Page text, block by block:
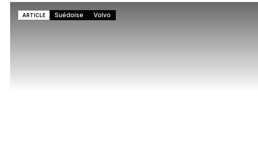
ARTICLE Suédoise Volvo